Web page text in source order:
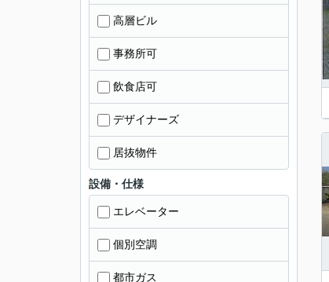
高層ビル
事務所可
飲食店可
デザイナーズ
居抜物件
設備・仕様
エレベーター
個別空調
都市ガス